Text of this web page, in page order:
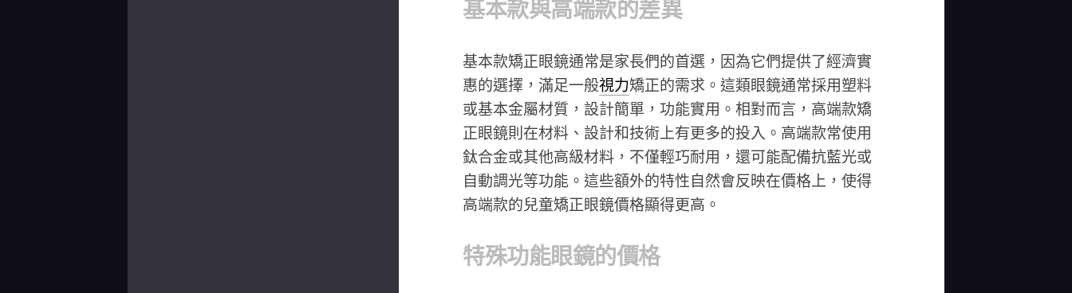
基本款與高端款的差異
基本款矯正眼鏡通常是家長們的首選，因為它們提供了經濟實
惠的選擇，滿足一般視力矯正的需求。這類眼鏡通常採用塑料
或基本金屬材質，設計簡單，功能實用。相對而言，高端款矯
正眼鏡則在材料、設計和技術上有更多的投入。高端款常使用
鈦合金或其他高級材料，不僅輕巧耐用，還可能配備抗藍光或
自動調光等功能。這些額外的特性自然會反映在價格上，使得
高端款的兒童矯正眼鏡價格顯得更高。
特殊功能眼鏡的價格